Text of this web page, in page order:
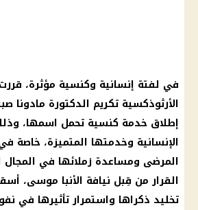
في لفتة إنسانية وكنسية مؤثرة،
الأرثوذكسية تكريم الدكتورة مادونا
إطلاق خدمة كنسية تحمل اسمها،
الإنسانية وخدمتها المتميزة، خاصة
المرضى ومساعدة زملائها في
القرار من قِبل نيافة الأنبا موسى،
تخليد ذكراها واستمرار تأثيرها في